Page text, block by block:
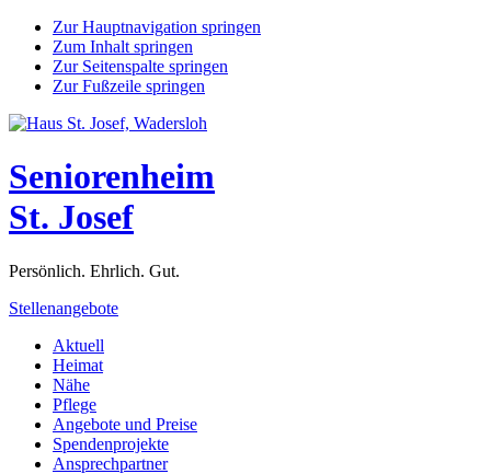
Zur Hauptnavigation springen
Zum Inhalt springen
Zur Seitenspalte springen
Zur Fußzeile springen
Seniorenheim
St. Josef
Persönlich. Ehrlich. Gut.
Stellenangebote
Aktuell
Heimat
Nähe
Pflege
Angebote und Preise
Spendenprojekte
Ansprechpartner